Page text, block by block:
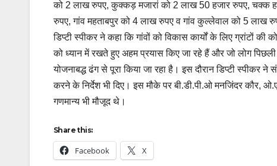
को 2 लाख रुपए, कुक्कड़ मजारां को 2 लाख 50 हजार रुपए, चक्क
रुपए, गांव महताबपुर को 4 लाख रुपए व गांव कुल्लेवाल को 5 लाख
डिप्टी स्पीकर ने कहा कि गांवों को विकास कार्यों के लिए ग्रांटों
को ध्यान में रखते हुए अहम प्रयास किए जा रहे हैं और जो लोग
योजनाबद्ध ढंग से पूरा किया जा रहा है। इस दौरान डिप्टी स्पीकर
करने के निर्देश भी दिए। इस मौके पर बी.डी.पी.ओ मनजिंदर कौर,
गणमान्य भी मौजूद थे।
Share this:
Facebook X